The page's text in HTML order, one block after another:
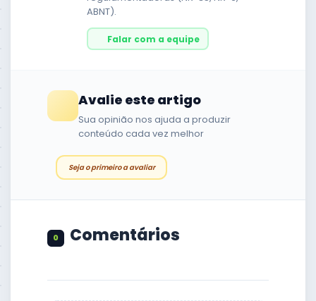
ABNT).
Falar com a equipe
Avalie este artigo
Sua opinião nos ajuda a produzir
conteúdo cada vez melhor
Seja o primeiro a avaliar
0 Comentários